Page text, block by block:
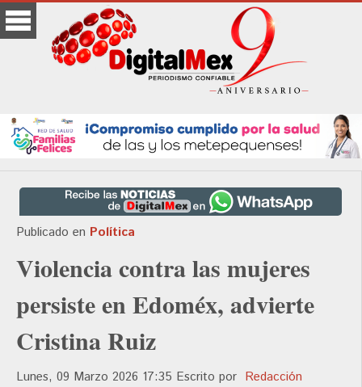
Publicado en Política
Violencia contra las mujeres
persiste en Edoméx, advierte
Cristina Ruiz
Lunes, 09 Marzo 2026 17:35 Escrito por Redacción